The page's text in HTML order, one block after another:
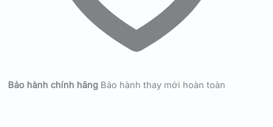
Bảo hành chính hãng Bảo hành thay mới hoàn toàn